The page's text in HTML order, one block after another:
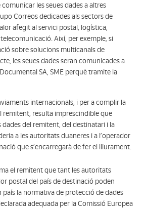
les seues dades a altres
Correos dedicades als sectors de
afegit al servici postal, logística,
Així, per exemple, si
sobre solucions multicanals de
les seues dades seran comunicades a
SA, SME perquè tramite la
internacionals, i per a complir la
remitent, resulta imprescindible que
del remitent, del destinatari i la
a les autoritats duaneres i a l’operador
que s’encarregarà de fer el lliurament.
el remitent que tant les autoritats
postal del país de destinació poden
la normativa de protecció de dades
adequada per la Comissió Europea